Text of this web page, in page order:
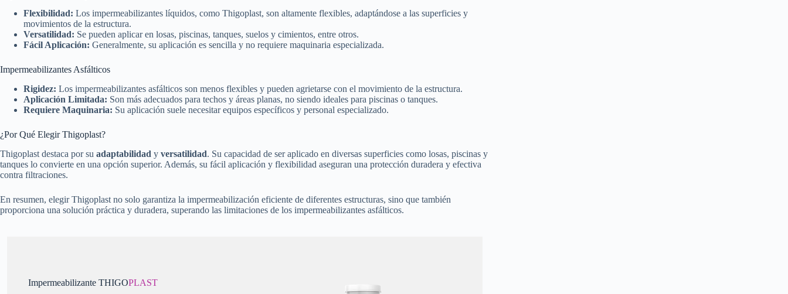
Flexibilidad: Los impermeabilizantes líquidos, como Thigoplast, son altamente flexibles, adaptándose a las superficies y
movimientos de la estructura.
Versatilidad: Se pueden aplicar en losas, piscinas, tanques, suelos y cimientos, entre otros.
Fácil Aplicación: Generalmente, su aplicación es sencilla y no requiere maquinaria especializada.
Impermeabilizantes Asfálticos
Rigidez: Los impermeabilizantes asfálticos son menos flexibles y pueden agrietarse con el movimiento de la estructura.
Aplicación Limitada: Son más adecuados para techos y áreas planas, no siendo ideales para piscinas o tanques.
Requiere Maquinaria: Su aplicación suele necesitar equipos específicos y personal especializado.
¿Por Qué Elegir Thigoplast?
Thigoplast destaca por su adaptabilidad y versatilidad. Su capacidad de ser aplicado en diversas superficies como losas, piscinas y
tanques lo convierte en una opción superior. Además, su fácil aplicación y flexibilidad aseguran una protección duradera y efectiva
contra filtraciones.
En resumen, elegir Thigoplast no solo garantiza la impermeabilización eficiente de diferentes estructuras, sino que también
proporciona una solución práctica y duradera, superando las limitaciones de los impermeabilizantes asfálticos.
Impermeabilizante THIGOPLAST